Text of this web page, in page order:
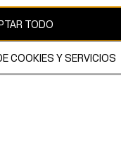
por copyright y es
TODO
COOKIES Y SERVICIOS